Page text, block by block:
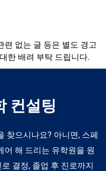
련 없는 글 등은 별도 경고
한 배려 부탁 드립니다.
컨설팅
찾으시나요? 아니면, 스페
어 해 드리는 유학원을 원
결정, 졸업 후 진로까지